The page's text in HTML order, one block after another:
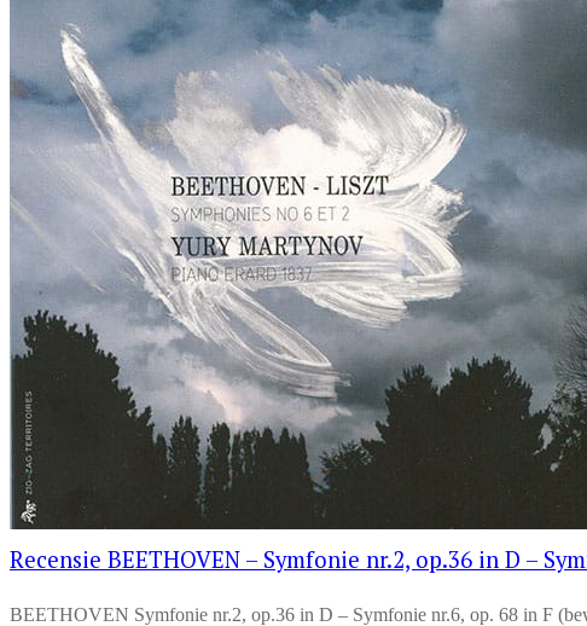
Recensie BEETHOVEN – Symfonie nr.2, op.36 in D –
BEETHOVEN Symfonie nr.2, op.36 in D – Symfonie nr.6, op. 68 in F